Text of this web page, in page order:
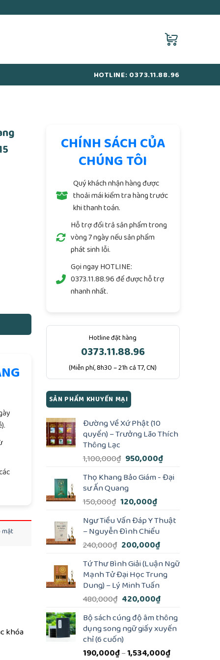
HOTLINE: 0373.11.88.96
- NXB Thời Đại - 315 trang số lượng
mật
khóa
CHÍNH SÁCH CỦA
CHÚNG TÔI
Quý khách nhận hàng được
thoải mái kiểm tra hàng trước
khi thanh toán.
Hỗ trợ đổi trả sản phẩm trong
vòng 7 ngày nếu sản phẩm
phát sinh lỗi.
Gọi ngay HOTLINE:
0373.11.88.96để được hỗ trợ
nhanh nhất.
Hotline đặt hàng
0373.11.88.96
(Miễn phí, 8h30 – 21h cả T7, CN)
SẢN PHẨM KHUYẾN MẠI
Đường Về Xứ Phật (10
quyển) – Trưởng Lão Thích
Thông Lạc
1,100,000₫ Giá
là:
1,100,000₫.
950,000₫Giá
tại
Thọ Khang Bảo Giám - Đại
sư Ấn Quang
150,000₫ Giá
là:
150,000₫.
120,000₫Giá
tại
là:
120,000₫.
Ngư Tiều Vấn Đáp Y Thuật
– Nguyễn Đình Chiểu
240,000₫ Giá
là:
240,000₫.
200,000₫Giá
tại
là:
200,000₫.
Tứ Thư Bình Giải (Luận Ngữ
Mạnh Tử Đại Học Trung
Dung) – Lý Minh Tuấn
480,000₫ Giá
là:
480,000₫.
420,000₫Giá
tại
là:
Bộ sách cúng độ âm thông
dụng song ngữ giấy xuyến
chỉ (6 cuốn)
190,000₫–1,534,000₫Khoảng